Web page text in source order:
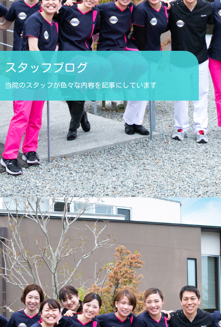
スタッフブログ
当院のスタッフが色々な内容を記事にしています